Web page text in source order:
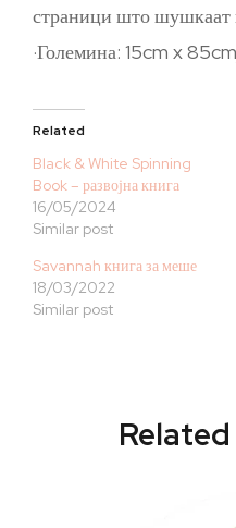
страници што
·Големина: 15cm x
Related
Black & White Spinning
Book – развојна книга
16/05/2024
Similar post
Savannah книга за меше
18/03/2022
Similar post